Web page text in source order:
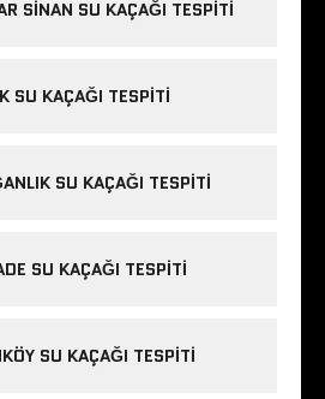
SINAN SU KAÇAĞI TESPITI
SU KAÇAĞI TESPITI
SU KAÇAĞI TESPITI
SU KAÇAĞI TESPITI
SU KAÇAĞI TESPITI